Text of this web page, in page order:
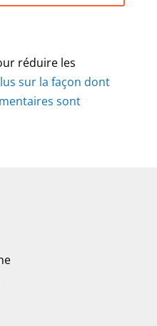
réduire les
sur la façon dont
sont